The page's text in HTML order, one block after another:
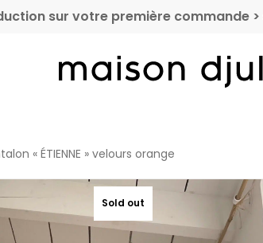
sur votre première commande >
« ÉTIENNE » velours orange
Sold out